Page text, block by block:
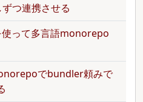
つ連携させる
って多言語monorepo
でbundler頼みで